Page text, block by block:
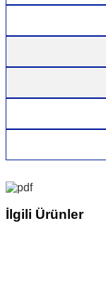
İlgili Ürünler